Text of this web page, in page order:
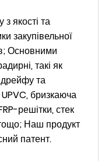
якості та
закупівельної
Основними
такі як
дрейфу та
бризкаюча
решітки, стек
Наш продукт
патент.